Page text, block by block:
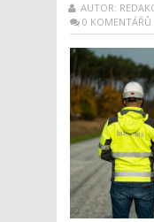
AUTOR:
0 KOMENTÁŘŮ